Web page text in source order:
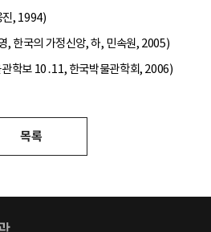
진, 1994)
, 한국의 가정신앙, 하, 민속원, 2005)
학보 10․11, 한국박물관학회, 2006)
목록